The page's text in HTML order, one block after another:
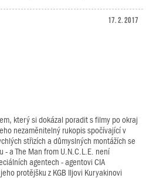
17. 2. 2017
který si dokázal poradit s filmy po okraj
nezaměnitelný rukopis spočívající v
střizích a důmyslných montážích se
- a The Man from U.N.C.L.E. není
agentech - agentovi CIA
protějšku z KGB Iljovi Kuryakinovi